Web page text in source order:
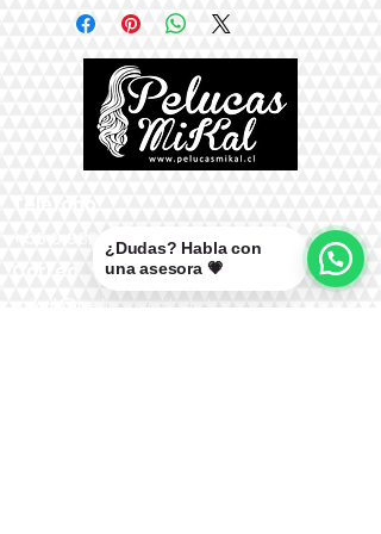
+56 9 9327 7210
mikal@pelucasmikal.cl
¿Dudas? Habla con
una asesora 💗